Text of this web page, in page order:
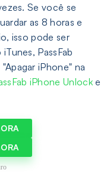
Se você se
as 8 horas e
isso pode ser
PassFab
iPhone" na
iPhone Unlocke